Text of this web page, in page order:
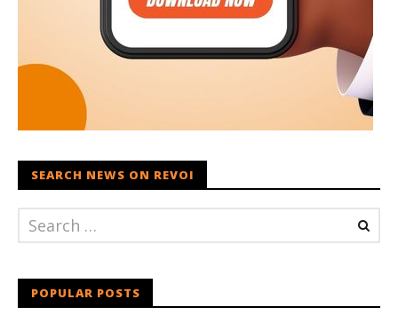
SEARCH NEWS ON REVOI
POPULAR POSTS